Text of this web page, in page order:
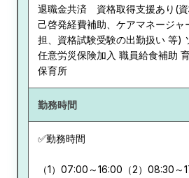
退職金共済 資格取得支援あり(資
己啓発経費補助、ケアマネージャ
担、資格試験受験の出勤扱い 等)
任意労災保険加入 職員給食補助
保育所
勤務時間
✅勤務時間
（1）07:00～16:00（2）08:30～